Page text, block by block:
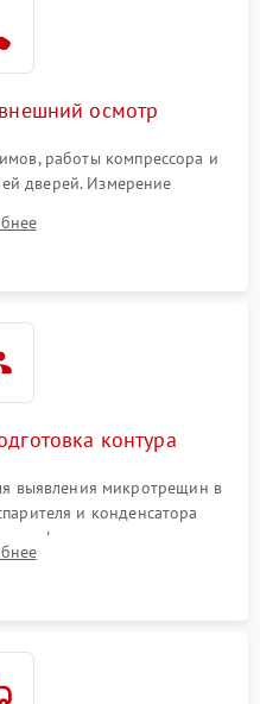
₽ Подробнее →
₽
₽
осмотр
работы компрессора и
дверей. Измерение
проверка термостата и
электронного дисплея.
контура
выявления микротрещин в
и конденсатора
фильтра-осушителя и
для устранения засоров.